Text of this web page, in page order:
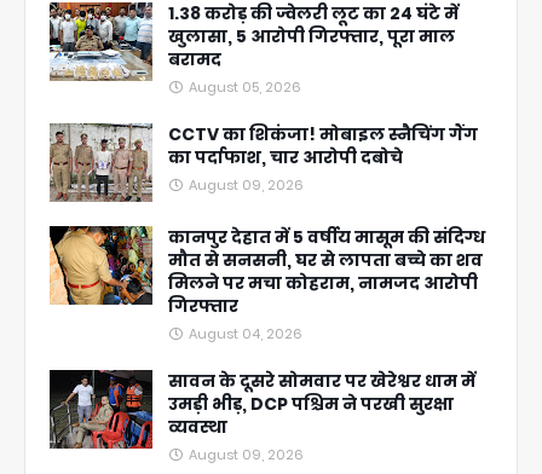
1.38 करोड़ की ज्वेलरी लूट का 24 घंटे में
खुलासा, 5 आरोपी गिरफ्तार, पूरा माल
बरामद
August 05, 2026
CCTV का शिकंजा! मोबाइल स्नैचिंग गैंग
का पर्दाफाश, चार आरोपी दबोचे
August 09, 2026
कानपुर देहात में 5 वर्षीय मासूम की संदिग्ध
मौत से सनसनी, घर से लापता बच्चे का शव
मिलने पर मचा कोहराम, नामजद आरोपी
गिरफ्तार
August 04, 2026
सावन के दूसरे सोमवार पर खेरेश्वर धाम में
उमड़ी भीड़, DCP पश्चिम ने परखी सुरक्षा
व्यवस्था
August 09, 2026